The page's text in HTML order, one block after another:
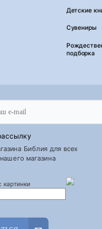
Детские
Сувениры
подборка
Библия для всех
магазина
картинки